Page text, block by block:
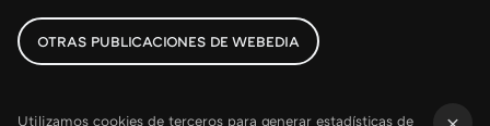
OTRAS PUBLICACIONES DE WEBEDIA
Utilizamos cookies de terceros para generar estadísticas de